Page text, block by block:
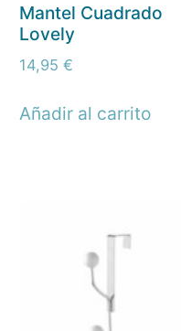
Mantel Cuadrado
Lovely
14,95€
Añadir al carrito